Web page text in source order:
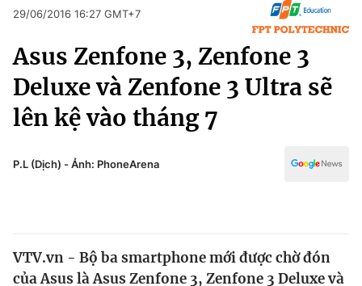
Chính trị
Xã hội
Pháp luật
Thế giới
Pháp luật
Thể thao
Truyền hình
Văn hóa - Giải trí
Y tế
Công nghệ
29/06/2016 16:27 GMT+7
Asus Zenfone 3, Zenfone 3
Deluxe và Zenfone 3 Ultra sẽ
lên kệ vào tháng 7
P.L (Dịch) - Ảnh: PhoneArena
VTV.vn - Bộ ba smartphone mới được chờ đón
của Asus là Asus Zenfone 3, Zenfone 3 Deluxe và